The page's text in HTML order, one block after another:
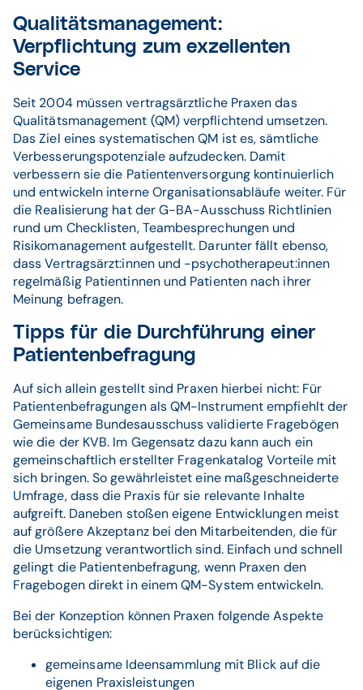
Qualitätsmanagement:
Verpflichtung zum exzellenten
Service
Seit 2004 müssen vertragsärztliche Praxen das
Qualitätsmanagement (QM) verpflichtend umsetzen.
Das Ziel eines systematischen QM ist es, sämtliche
Verbesserungspotenziale aufzudecken. Damit
verbessern sie die Patientenversorgung kontinuierlich
und entwickeln interne Organisationsabläufe weiter. Für
die Realisierung hat der G-BA-Ausschuss Richtlinien
rund um Checklisten, Teambesprechungen und
Risikomanagement aufgestellt. Darunter fällt ebenso,
dass Vertragsärzt:innen und -psychotherapeut:innen
regelmäßig Patientinnen und Patienten nach ihrer
Meinung befragen.
Tipps für die Durchführung einer
Patientenbefragung
Auf sich allein gestellt sind Praxen hierbei nicht: Für
Patientenbefragungen als QM-Instrument empfiehlt der
Gemeinsame Bundesausschuss validierte Fragebögen
wie die der KVB. Im Gegensatz dazu kann auch ein
gemeinschaftlich erstellter Fragenkatalog Vorteile mit
sich bringen. So gewährleistet eine maßgeschneiderte
Umfrage, dass die Praxis für sie relevante Inhalte
aufgreift. Daneben stoßen eigene Entwicklungen meist
auf größere Akzeptanz bei den Mitarbeitenden, die für
die Umsetzung verantwortlich sind. Einfach und schnell
gelingt die Patientenbefragung, wenn Praxen den
Fragebogen direkt in einem QM-System entwickeln.
Bei der Konzeption können Praxen folgende Aspekte
berücksichtigen:
gemeinsame Ideensammlung mit Blick auf die
eigenen Praxisleistungen